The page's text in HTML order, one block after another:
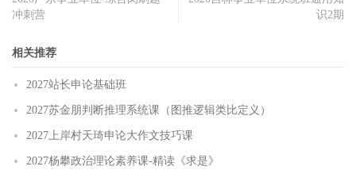
冲刺营
识2期
相关推荐
2027站长申论基础班
2027苏金朋判断推理系统课（图推逻辑类比定义）
2027上岸村天琦申论大作文技巧课
2027杨攀政治理论素养课-精读《求是》